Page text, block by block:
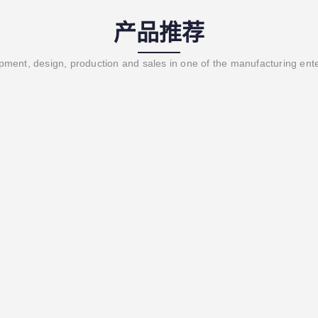
产品推荐
design, production and sales in one of the manufacturing